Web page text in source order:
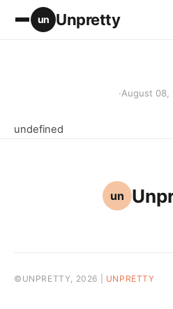
un Unpretty
·August 08,
undefined
un
©UNPRETTY, 2026 | UNPRETTY